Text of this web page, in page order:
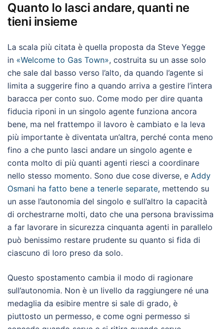
Quanto lo lasci andare, quanti ne
tieni insieme
La scala più citata è quella proposta da Steve Yegge
in «Welcome to Gas Town», costruita su un asse solo
che sale dal basso verso l’alto, da quando l’agente si
limita a suggerire fino a quando arriva a gestire l’intera
baracca per conto suo. Come modo per dire quanta
fiducia riponi in un singolo agente funziona ancora
bene, ma nel frattempo il lavoro è cambiato e la leva
più importante è diventata un’altra, perché conta meno
fino a che punto lasci andare un singolo agente e
conta molto di più quanti agenti riesci a coordinare
nello stesso momento. Sono due cose diverse, e Addy
Osmani ha fatto bene a tenerle separate, mettendo su
un asse l’autonomia del singolo e sull’altro la capacità
di orchestrarne molti, dato che una persona bravissima
a far lavorare in sicurezza cinquanta agenti in parallelo
può benissimo restare prudente su quanto si fida di
ciascuno di loro preso da solo.
Questo spostamento cambia il modo di ragionare
sull’autonomia. Non è un livello da raggiungere né una
medaglia da esibire mentre si sale di grado, è
piuttosto un permesso, e come ogni permesso si